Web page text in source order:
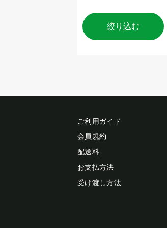
絞り込む
ご利用ガイド
会員規約
配送料
お支払方法
受け渡し方法